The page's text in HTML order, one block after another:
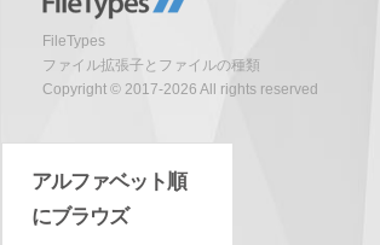
FileTypes
ファイル拡張子とファイルの種類
Copyright © 2017-2026 All rights reserved
アルファベット順
にブラウズ